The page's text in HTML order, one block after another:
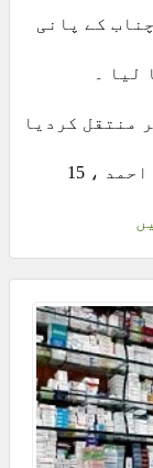
کے پانی
لیا ۔
منتقل کردیا
۔ متاثرہ افراد میں 28 سالہ الطاف احمد ، 15